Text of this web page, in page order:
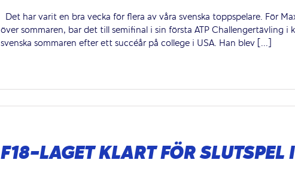
Det har varit en bra vecka för flera av våra svenska toppspelare. För
över sommaren, bar det till semifinal i sin första ATP Challengertävling
svenska sommaren efter ett succéår på college i USA. Han blev [...]
F18-LAGET KLART FÖR SLUTSPEL